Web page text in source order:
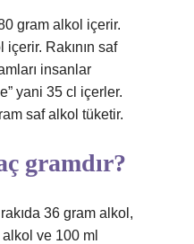
gram alkol içerir.
Rakının saf
insanlar
yani 35 cl içerler.
saf alkol tüketir.
gramdır?
36 gram alkol,
ve 100 ml